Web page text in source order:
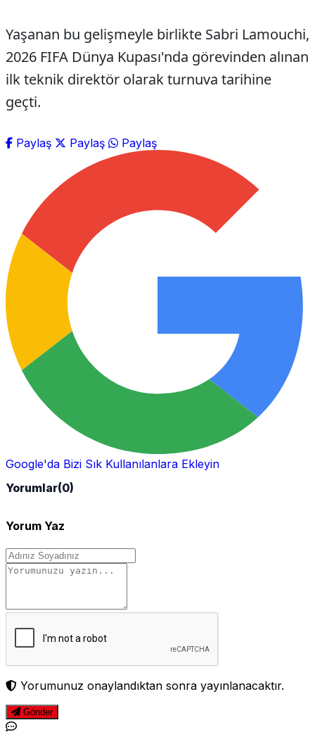
Yaşanan bu gelişmeyle birlikte Sabri Lamouchi,
2026 FIFA Dünya Kupası'nda görevinden alınan
ilk teknik direktör olarak turnuva tarihine
geçti.
Paylaş Paylaş Paylaş
Google'da Bizi Sık Kullanılanlara Ekleyin
Yorumlar(0)
Yorum Yaz
Yorumunuz onaylandıktan sonra yayınlanacaktır.
Gönder